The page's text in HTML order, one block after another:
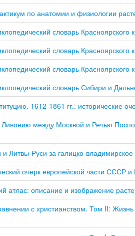
по анатомии и физиологии
словарь Красноярского
словарь Красноярского
словарь
словарь Сибири и
1612-1861 гг.: исторические
между Москвой и Речью
Руси за галицко-
очерк европейской части СССР и
атлас: описание и изображение
с христианством. Том II: